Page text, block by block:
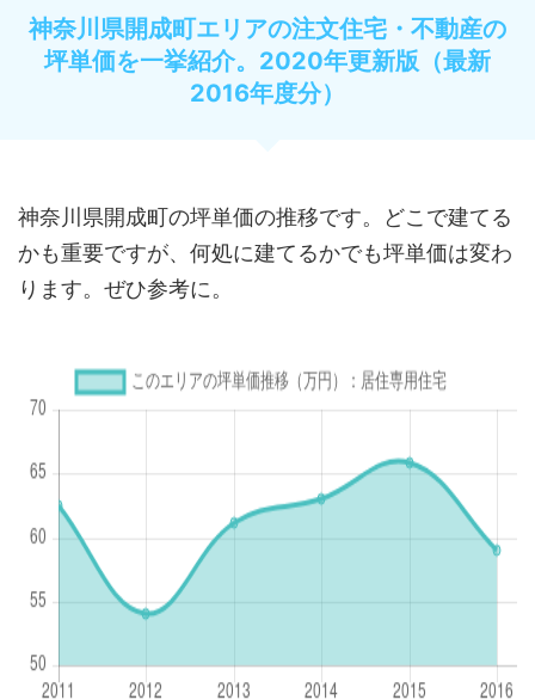
神奈川県開成町エリアの注文住宅・不動産の
坪単価を一挙紹介。2020年更新版（最新
2016年度分）
神奈川県開成町の坪単価の推移です。どこで建てる
かも重要ですが、何処に建てるかでも坪単価は変わ
ります。ぜひ参考に。